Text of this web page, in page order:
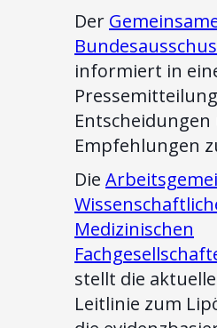
Der
informiert in
Entscheidungen
Empfehlungen
Die
Medizinischen
stellt die
Leitlinie zum